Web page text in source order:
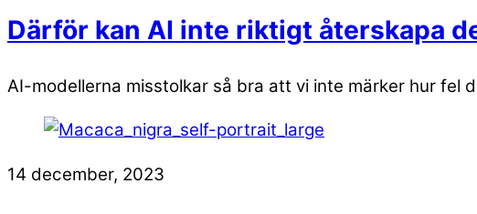
Därför kan AI inte riktigt återskapa
AI-modellerna misstolkar så bra att vi inte märker hur fel
14 december, 2023